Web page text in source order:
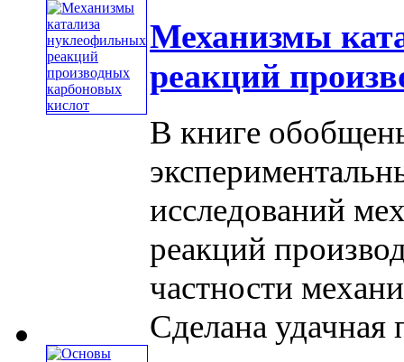
Механизмы
реакций
В книге
исследований
реакций
частности
Сделана удачная